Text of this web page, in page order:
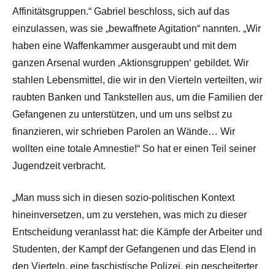
Affinitätsgruppen.“ Gabriel beschloss, sich auf das
einzulassen, was sie „bewaffnete Agitation“ nannten. „Wir
haben eine Waffenkammer ausgeraubt und mit dem
ganzen Arsenal wurden ‚Aktionsgruppen‘ gebildet. Wir
stahlen Lebensmittel, die wir in den Vierteln verteilten, wir
raubten Banken und Tankstellen aus, um die Familien der
Gefangenen zu unterstützen, und um uns selbst zu
finanzieren, wir schrieben Parolen an Wände… Wir
wollten eine totale Amnestie!“ So hat er einen Teil seiner
Jugendzeit verbracht.
„Man muss sich in diesen sozio-politischen Kontext
hineinversetzen, um zu verstehen, was mich zu dieser
Entscheidung veranlasst hat: die Kämpfe der Arbeiter und
Studenten, der Kampf der Gefangenen und das Elend in
den Vierteln, eine faschistische Polizei, ein gescheiterter